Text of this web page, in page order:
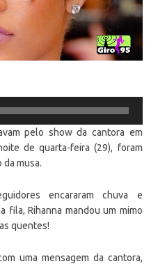
pelo show da cantora em
de quarta-feira (29), foram
musa.
encararam chuva e
fila, Rihanna mandou um mimo
quentes!
uma mensagem da cantora,